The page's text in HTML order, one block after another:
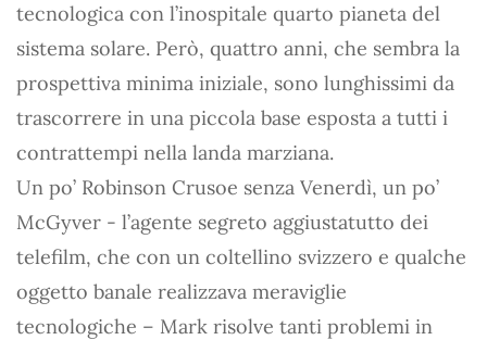
tecnologica con l’inospitale quarto pianeta del
sistema solare. Però, quattro anni, che sembra la
prospettiva minima iniziale, sono lunghissimi da
trascorrere in una piccola base esposta a tutti i
contrattempi nella landa marziana.
Un po’ Robinson Crusoe senza Venerdì, un po’
McGyver - l’agente segreto aggiustatutto dei
telefilm, che con un coltellino svizzero e qualche
oggetto banale realizzava meraviglie
tecnologiche – Mark risolve tanti problemi in